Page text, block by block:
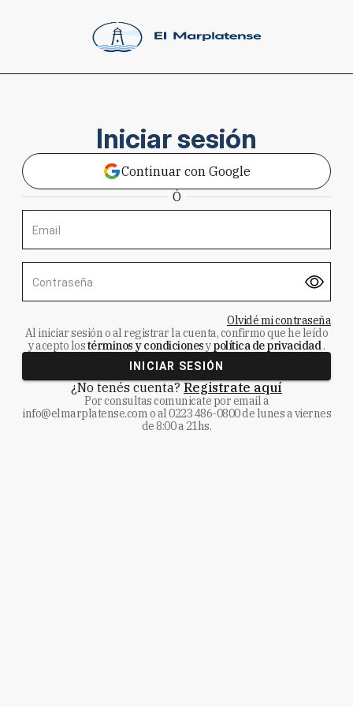
Iniciar sesión
Continuar con Google
Ó
Email
Contraseña
Olvidé mi contraseña
Al iniciar sesión o al registrar la cuenta, confirmo que he leído
y acepto lostérminos y condicionesypolítica de privacidad.
INICIAR SESIÓN
¿No tenés cuenta? Registrate aquí
Por consultas comunicate por email a
info@elmarplatense.como al0223 486-0800de lunes a viernes
de 8:00 a 21hs.